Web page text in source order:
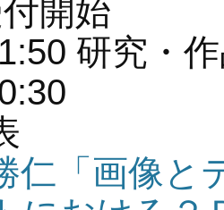
開始
研究・
仁「画像